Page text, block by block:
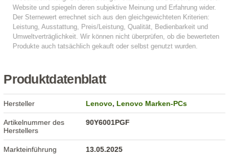
Produktdatenblatt
Hersteller Lenovo,Lenovo Marken-PCs
Artikelnummer des
Herstellers
90Y6001PGF
Markteinführung 13.05.2025